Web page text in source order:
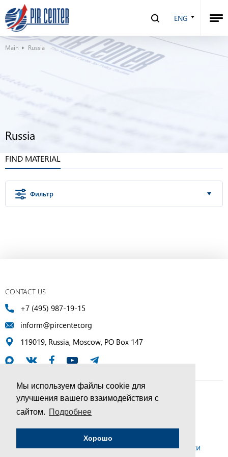
Мы используем файлы cookie для
улучшения вашего взаимодействия с
сайтом. Подробнее
Хорошо
ENG
Main Russia
Russia
FIND MATERIAL
Фильтр
CONTACT US
+7 (495) 987-19-15
inform@pircenter.org
119019, Russia, Moscow, PO Box 147
© PIR Center, 1994–2025 | All Rights Reserved
Соглашение об обработке персональных данных
Политика конфиденциальности и условия обработки